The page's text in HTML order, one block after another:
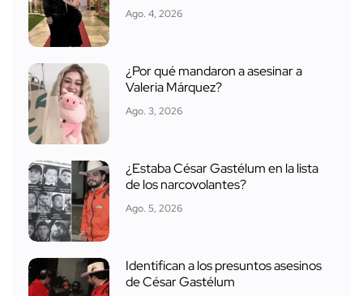
Ago. 4, 2026
¿Por qué mandaron a asesinar a
Valeria Márquez?
Ago. 3, 2026
¿Estaba César Gastélum en la lista
de los narcovolantes?
Ago. 5, 2026
Identifican a los presuntos asesinos
de César Gastélum